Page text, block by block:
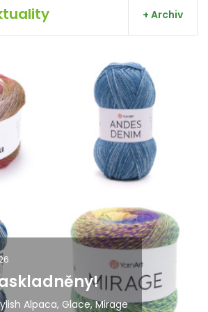
+ Archiv
Alpaca, Glace, Mirage